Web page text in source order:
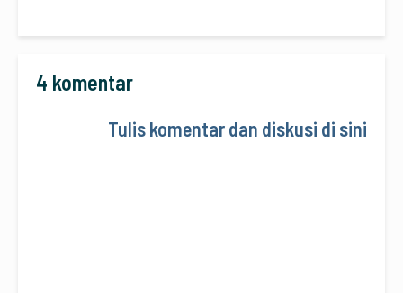
4 komentar
Tulis komentar dan diskusi di sini